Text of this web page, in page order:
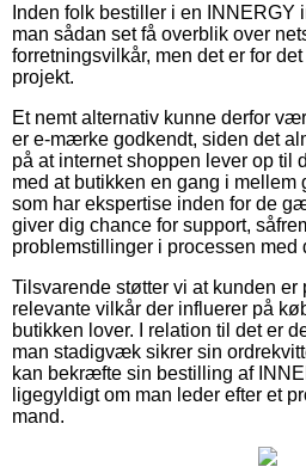
Inden folk bestiller i en INNERGY
man sådan set få overblik over
forretningsvilkår, men det er for
projekt.
Et nemt alternativ kunne derfor
er e-mærke godkendt, siden det
på at internet shoppen lever op til
med at butikken en gang i mellem
som har ekspertise inden for de
giver dig chance for support,
problemstillinger i processen med
Tilsvarende støtter vi at kunden er
relevante vilkår der influerer på
butikken lover. I relation til det er
man stadigvæk sikrer sin
kan bekræfte sin bestilling af
ligegyldigt om man leder efter et
mand.